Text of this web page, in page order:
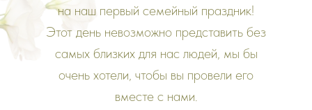
на наш первый семейный праздник!
Этот день невозможно представить без
самых близких для нас людей, мы бы
очень хотели, чтобы вы провели его
вместе с нами.